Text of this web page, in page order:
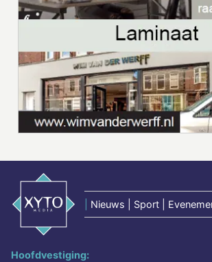
Nieuws | Sport |
Hoofdvestiging: